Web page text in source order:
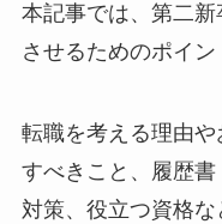
本記事では、第二
させるためのポイン
転職を考える理由
すべきこと、履歴
対策、役立つ資格